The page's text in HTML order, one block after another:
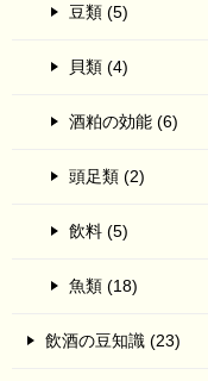
豆類 (5)
貝類 (4)
酒粕の効能 (6)
頭足類 (2)
飲料 (5)
魚類 (18)
飲酒の豆知識 (23)